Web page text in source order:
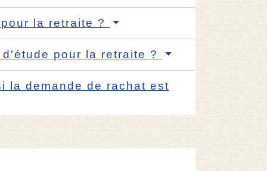
la retraite ?
pour la retraite ?
la demande de rachat est